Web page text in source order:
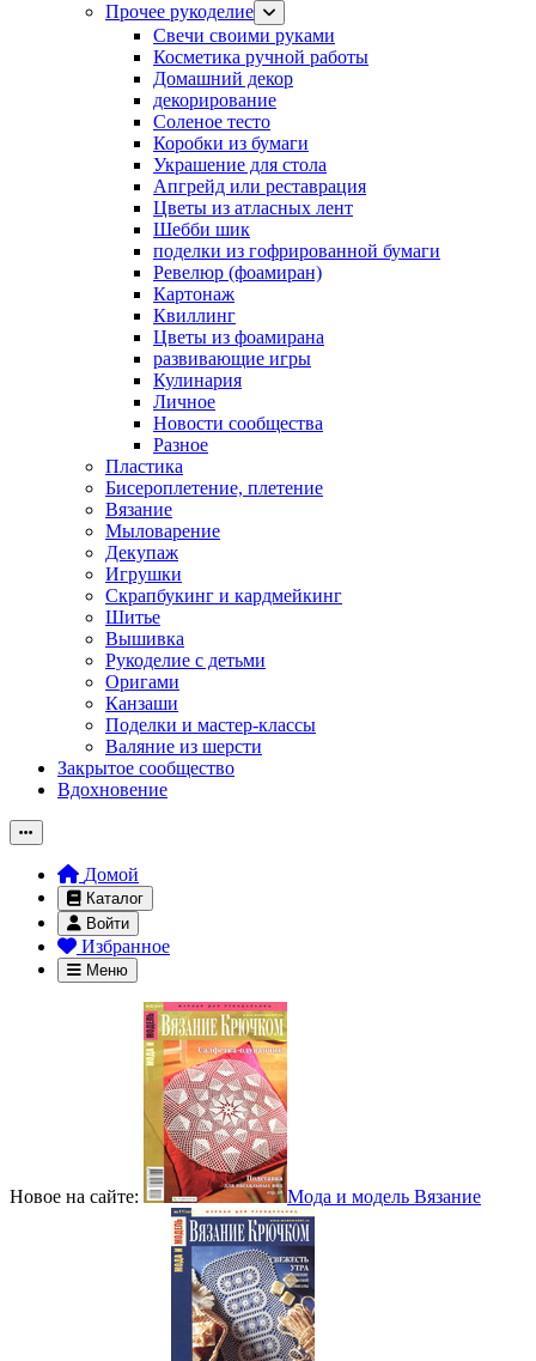
Прочее рукоделие
Свечи своими руками
Косметика ручной работы
Домашний декор
декорирование
Соленое тесто
Коробки из бумаги
Украшение для стола
Апгрейд или реставрация
Цветы из атласных лент
Шебби шик
поделки из гофрированной бумаги
Ревелюр (фоамиран)
Картонаж
Квиллинг
Цветы из фоамирана
развивающие игры
Кулинария
Личное
Новости сообщества
Разное
Пластика
Бисероплетение, плетение
Вязание
Мыловарение
Декупаж
Игрушки
Скрапбукинг и кардмейкинг
Шитье
Вышивка
Рукоделие с детьми
Оригами
Канзаши
Поделки и мастер-классы
Валяние из шерсти
Закрытое сообщество
Вдохновение
Домой
Каталог
Войти
Избранное
Меню
Новое на сайте: Мода и модель Вязание